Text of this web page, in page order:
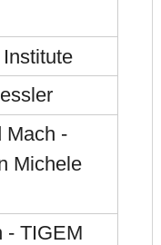
Mach -
Michele
- TIGEM